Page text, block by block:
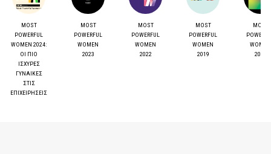
MOST
POWERFUL
WOMEN 2024:
ΟΙ ΠΙΟ
ΙΣΧΥΡΕΣ
ΓΥΝΑΙΚΕΣ
ΣΤΙΣ
ΕΠΙΧΕΙΡΗΣΕΙΣ
MOST
POWERFUL
WOMEN
2023
MOST
POWERFUL
WOMEN
2022
MOST
POWERFUL
WOMEN
2019
MOST
WOMEN
2017